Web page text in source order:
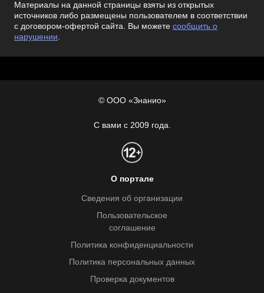
Материалы на данной страницы взяты из открытых
источников либо размещены пользователем в соответствии
с договором-офертой сайта. Вы можете сообщить о
нарушении.
© ООО «Знанио»
С вами с 2009 года.
О портале
Сведения об организации
Пользовательское
соглашение
Политика конфиденциальности
Политика персональных данных
Проверка документов